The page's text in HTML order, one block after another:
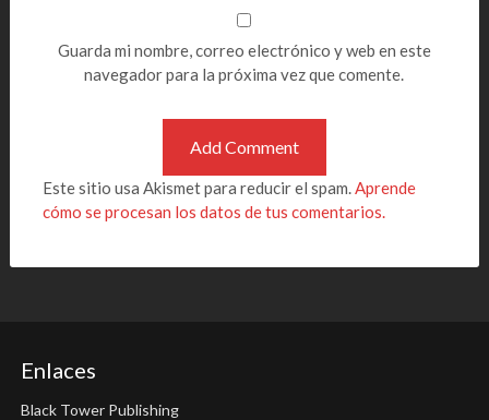
Guarda mi nombre, correo electrónico y web en este
navegador para la próxima vez que comente.
Este sitio usa Akismet para reducir el spam.Aprende
cómo se procesan los datos de tus comentarios.
Enlaces
Black Tower Publishing